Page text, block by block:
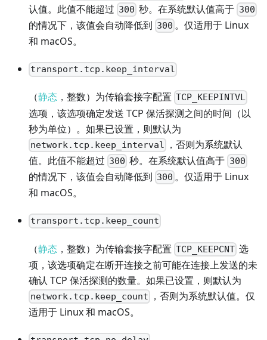
认值。此值不能超过 300 秒。在系统默认值高于 300
的情况下，该值会自动降低到 300 。仅适用于 Linux
和 macOS。
transport.tcp.keep_interval
（静态 ，整数）为传输套接字配置 TCP_KEEPINTVL
选项，该选项确定发送 TCP 保活探测之间的时间（以
秒为单位）。如果已设置，则默认为
network.tcp.keep_interval
，否则为系统默认
值。此值不能超过 300 秒。在系统默认值高于 300
的情况下，该值会自动降低到 300 。仅适用于 Linux
和 macOS。
transport.tcp.keep_count
（静态 ，整数）为传输套接字配置 TCP_KEEPCNT 选
项，该选项确定在断开连接之前可能在连接上发送的未
确认 TCP 保活探测的数量。如果已设置，则默认为
network.tcp.keep_count
，否则为系统默认值。仅
适用于 Linux 和 macOS。